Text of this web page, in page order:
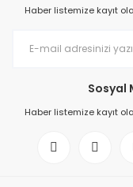
Haber listemize kayıt
Sosyal
Haber listemize kayıt